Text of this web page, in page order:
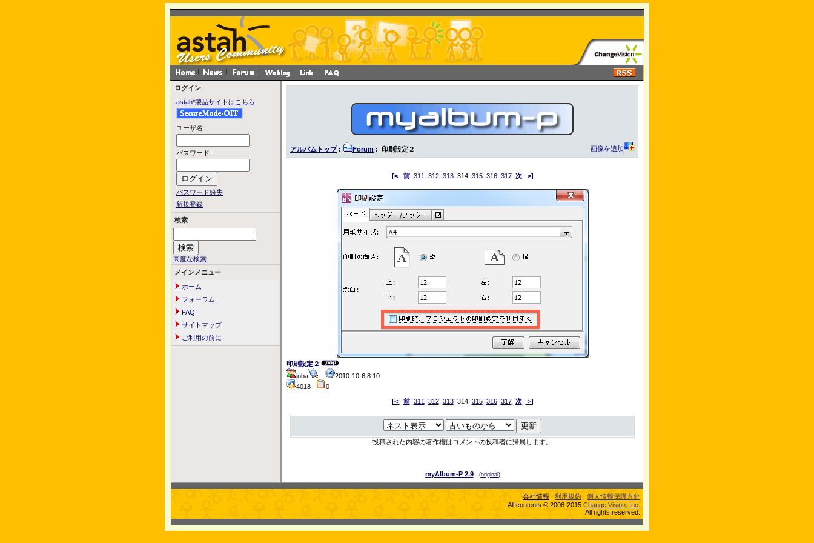
ログイン
astah*製品サイトはこちら
ユーザ名:
パスワード:
パスワード紛失
新規登録
検索
高度な検索
メインメニュー
ホーム
フォーラム
FAQ
サイトマップ
ご利用の前に
アルバムトップ: Forum : 印刷設定２ 画像を追加
[< 前 311 312 313314 315 316 317 次 >]
印刷設定２
joba
2010-10-6 8:10
4018
0
[<
前 311 312 313314 315 316 317 次 >]
投稿された内容の著作権はコメントの投稿者に帰属します。
myAlbum-P 2.9 (original )
会社情報 利用規約
個人情報保護方針
All contents © 2006-2015 Change Vision, Inc.
All rights reserved.